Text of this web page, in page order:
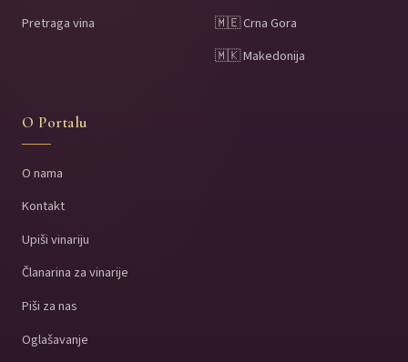
Pretraga vina
🇲🇪 Crna Gora
🇲🇰 Makedonija
O Portalu
O nama
Kontakt
Upiši vinariju
Članarina za vinarije
Piši za nas
Oglašavanje